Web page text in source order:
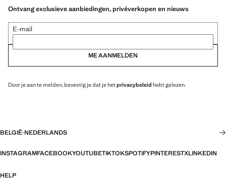
Ontvang exclusieve aanbiedingen, privéverkopen en nieuws
E-mail
ME AANMELDEN
Door je aan te melden, bevestig je dat je hetprivacybeleid hebt gelezen.
BELGIË·NEDERLANDS
INSTAGRAMFACEBOOKYOUTUBETIKTOKSPOTIFYPINTERESTXLINKEDIN
HELP